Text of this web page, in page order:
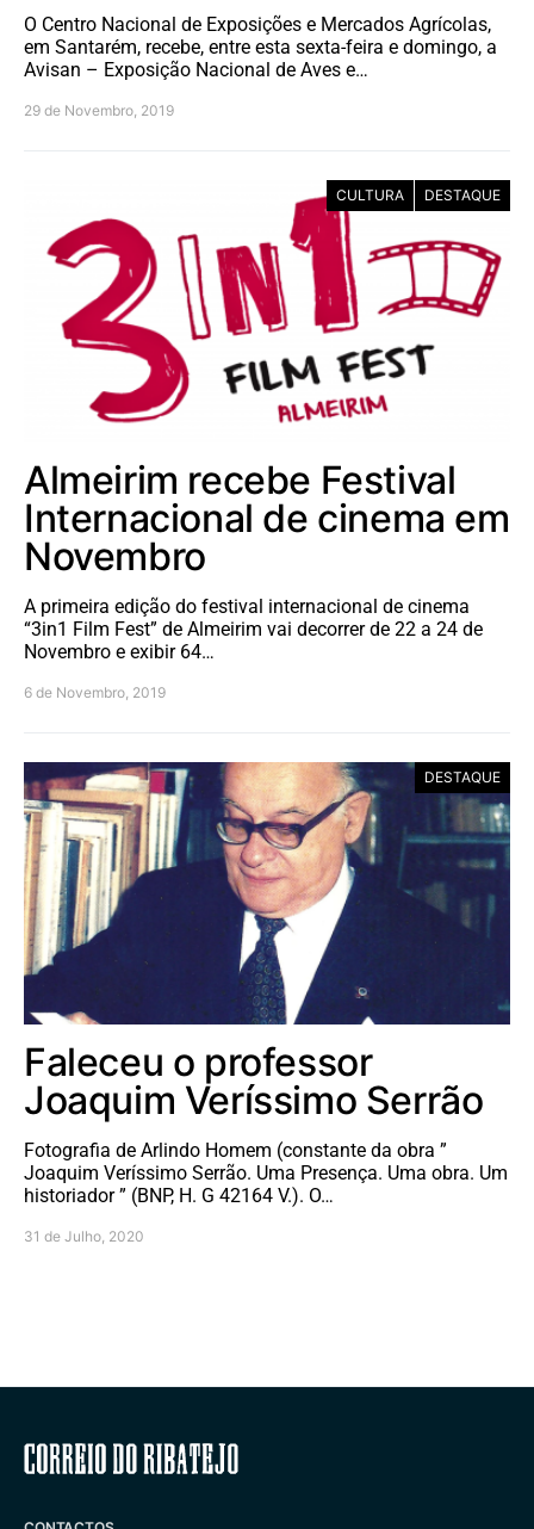
O Centro Nacional de Exposições e Mercados Agrícolas,
em Santarém, recebe, entre esta sexta-feira e domingo, a
Avisan – Exposição Nacional de Aves e…
29 de Novembro, 2019
CULTURA DESTAQUE
Almeirim recebe Festival
Internacional de cinema em
Novembro
A primeira edição do festival internacional de cinema
“3in1 Film Fest” de Almeirim vai decorrer de 22 a 24 de
Novembro e exibir 64…
6 de Novembro, 2019
DESTAQUE
Faleceu o professor
Joaquim Veríssimo Serrão
Fotografia de Arlindo Homem (constante da obra ”
Joaquim Veríssimo Serrão. Uma Presença. Uma obra. Um
historiador ” (BNP, H. G 42164 V.). O…
31 de Julho, 2020
Correio do Ribatejo